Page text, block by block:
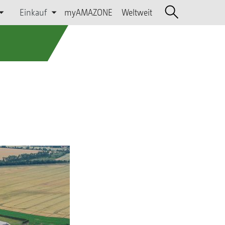
Einkauf myAMAZONE Weltweit